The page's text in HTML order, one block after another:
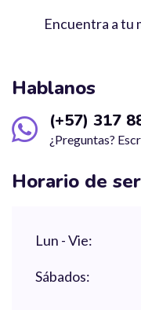
Encuentra a tu
Hablanos
(+57) 317
¿Preguntas?
Horario de
Lun - Vie:
Sábados: